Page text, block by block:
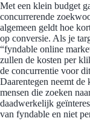
Met een klein budget
concurrerende
algemeen geldt hoe
op conversie. Als je
“fyndable online
zullen de kosten per
de concurrentie voor
Daarentegen neemt de
mensen die zoeken
daadwerkelijk
van fyndable en niet